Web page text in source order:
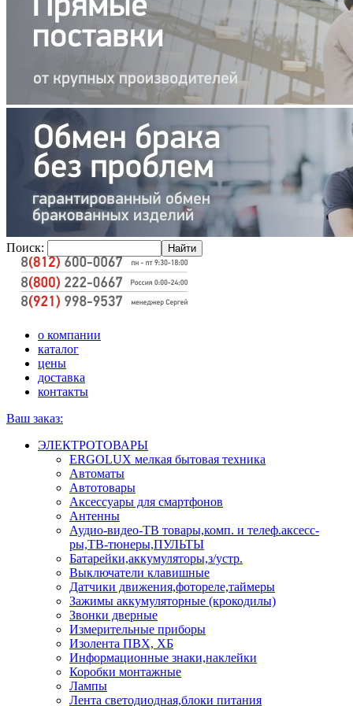
Поиск:
о компании
каталог
цены
доставка
контакты
Ваш заказ:
ЭЛЕКТРОТОВАРЫ
ERGOLUX мелкая бытовая техника
Автоматы
Автотовары
Аксессуары для смартфонов
Антенны
Аудио-видео-ТВ товары,комп. и телеф.аксесс-
ры,ТВ-тюнеры,ПУЛЬТЫ
Батарейки,аккумуляторы,з/устр.
Выключатели клавишные
Датчики движения,фотореле,таймеры
Зажимы аккумуляторные (крокодилы)
Звонки дверные
Измерительные приборы
Изолента ПВХ, ХБ
Информационные знаки,наклейки
Коробки монтажные
Лампы
Лента светодиодная,блоки питания